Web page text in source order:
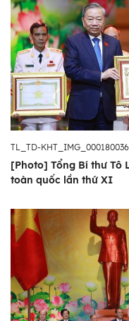
TL_TD-KHT_IMG_000180036
[Photo] Tổng Bí thư Tô
toàn quốc lần thứ XI